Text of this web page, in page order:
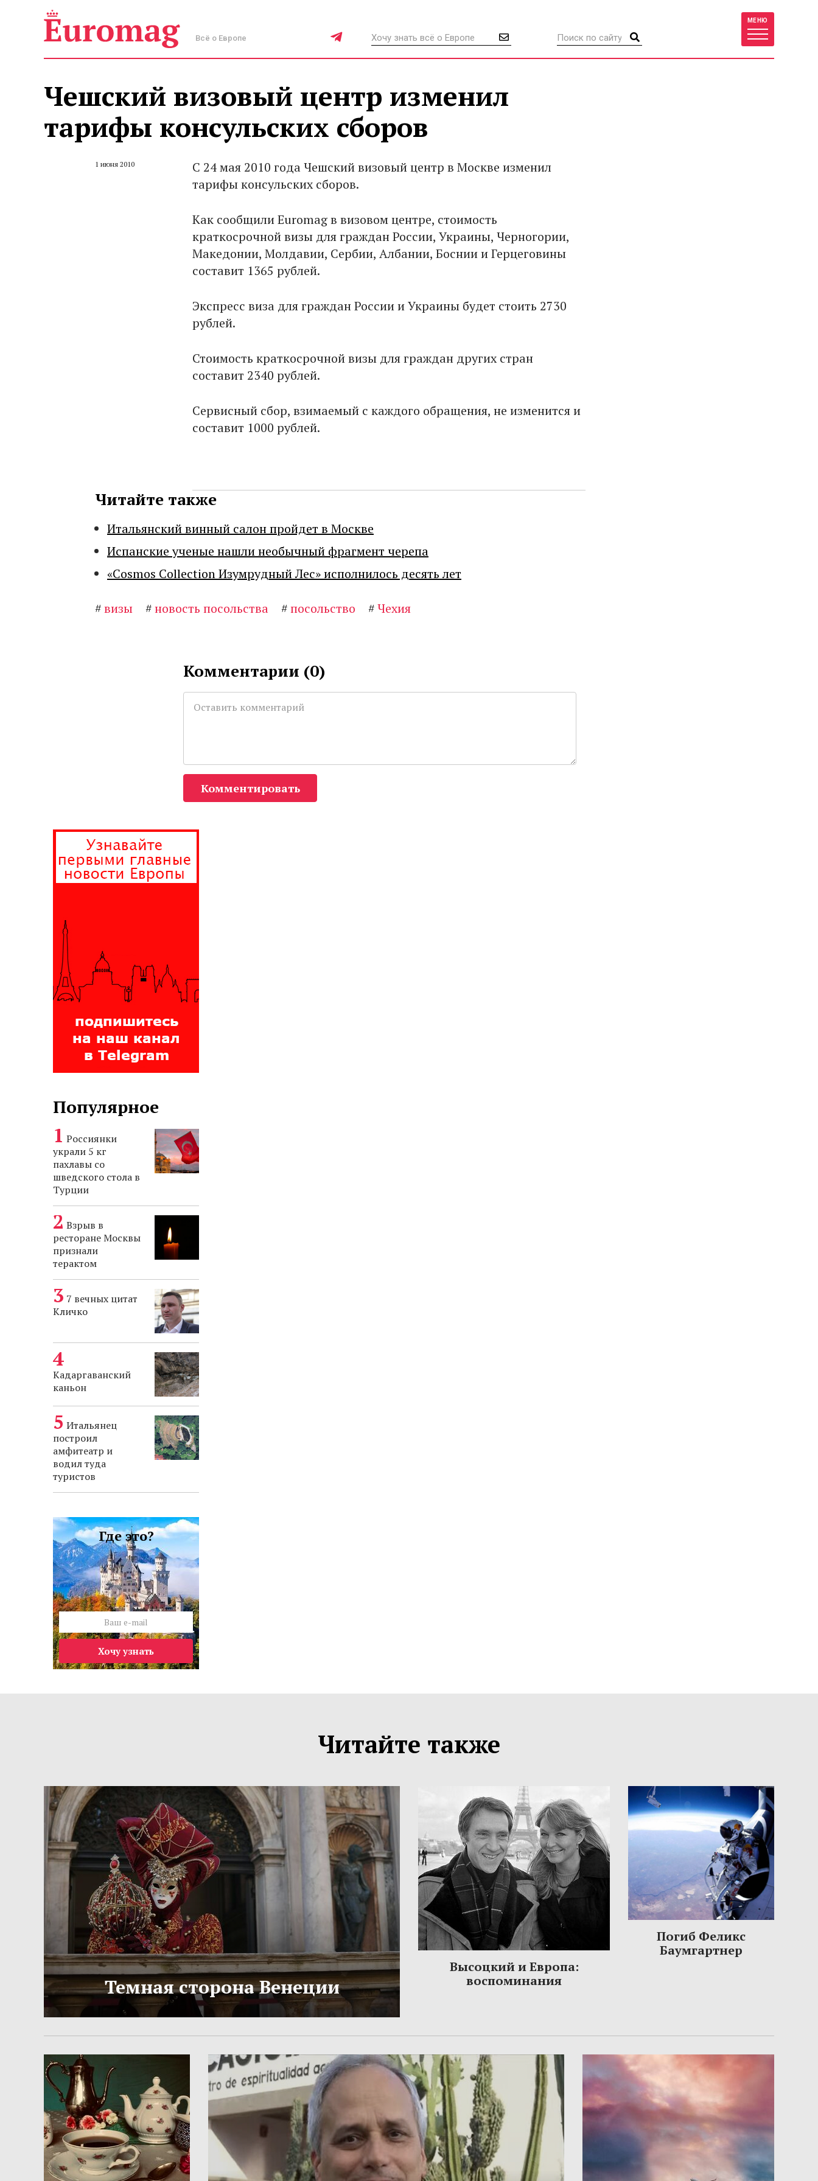
Всё о Европе
МЕНЮ
Чешский визовый центр изменил
тарифы консульских сборов
1 июня 2010
С 24 мая 2010 года Чешский визовый центр в Москве изменил
тарифы консульских сборов.
Как сообщили Euromag в визовом центре, стоимость
краткосрочной визы для граждан России, Украины, Черногории,
Македонии, Молдавии, Сербии, Албании, Боснии и Герцеговины
составит 1365 рублей.
Экспресс виза для граждан России и Украины будет стоить 2730
рублей.
Стоимость краткосрочной визы для граждан других стран
составит 2340 рублей.
Сервисный сбор, взимаемый с каждого обращения, не изменится и
составит 1000 рублей.
Читайте также
Итальянский винный салон пройдет в Москве
Испанские ученые нашли необычный фрагмент черепа
«Cosmos Collection Изумрудный Лес» исполнилось десять лет
#визы #новость посольства #посольство #Чехия
Комментарии (0)
Комментировать
Популярное
Россиянки
украли 5 кг
пахлавы со
шведского стола в
Турции
Взрыв в
ресторане Москвы
признали
терактом
7 вечных цитат
Кличко
Кадаргаванский
каньон
Итальянец
построил
амфитеатр и
водил туда
туристов
Где это?
Хочу узнать
Читайте также
Темная сторона Венеции
Высоцкий и Европа:
воспоминания
Погиб Феликс
Баумгартнер